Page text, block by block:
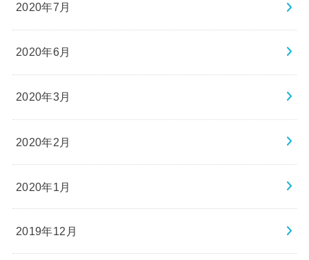
2020年7月
2020年6月
2020年3月
2020年2月
2020年1月
2019年12月